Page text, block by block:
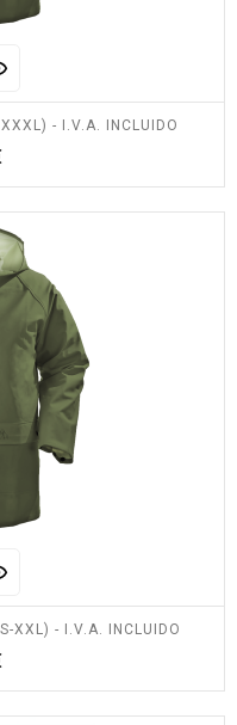
- I.V.A. INCLUIDO
Precio
XXL) - I.V.A. INCLUIDO
Precio